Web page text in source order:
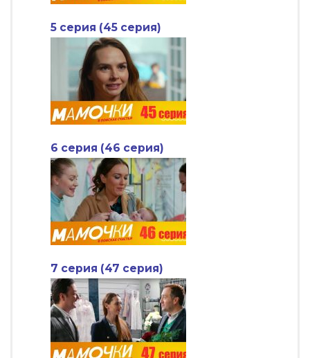
5 серия (45 серия)
6 серия (46 серия)
7 серия (47 серия)